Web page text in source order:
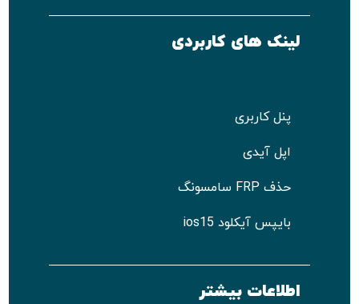
لینک های کاربردی
پنل کاربری
اپل آیدی
حذف FRP سامسونگ
بایپس آیکلود ios15
اطلاعات بیشتر